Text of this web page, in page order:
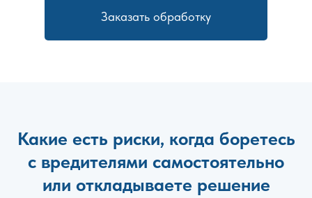
Заказать обработку
Какие есть риски, когда боретесь
с вредителями самостоятельно
или откладываете решение